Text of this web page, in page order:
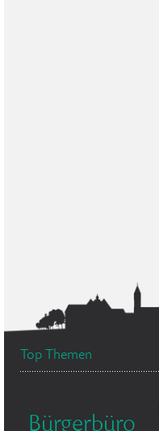
Top Themen
Bürgerbüro